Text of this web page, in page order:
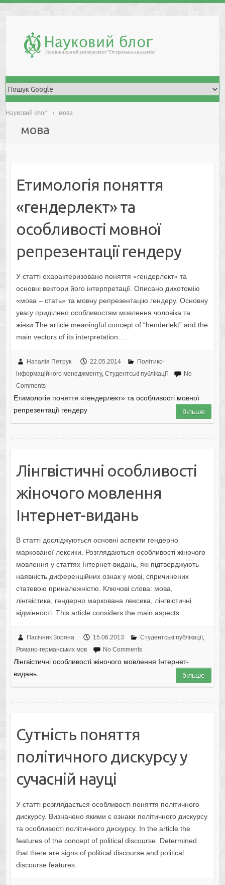
Науковий блоґ мова
мова
Етимологія поняття
«гендерлект» та
особливості мовної
репрезентації гендеру
У статті охарактеризовано поняття «гендерлект» та
основні вектори його інтерпретації. Описано дихотомію
«мова – стать» та мовну репрезентацію гендеру. Основну
увагу приділено особливостям мовлення чоловіка та
жінки The article meaningful concept of “henderlekt” and the
main vectors of its interpretation.…
Наталія Петрук 22.05.2014
Політико-
інформаційного менеджменту, Студентські публікації
No
Comments
Етимологія поняття «гендерлект» та особливості мовної
репрезентації гендеру
більше
Лінгвістичні особливості
жіночого мовлення
Інтернет-видань
В статті досліджуються основні аспекти гендерно
маркованої лексики. Розглядаються особливості жіночого
мовлення у статтях Інтернет-видань, які підтверджують
наявність диференційних ознак у мові, спричинених
статевою приналежністю. Ключові слова: мова,
лінгвістика, гендерно маркована лексика, лінгвістичні
відмінності. This article considers the main aspects…
Пасічник Зоряна 15.06.2013 Студентські публікації,
Романо-германських мов
No Comments
Лінгвістичні особливості жіночого мовлення Інтернет-
видань
більше
Сутність поняття
політичного дискурсу у
сучасній науці
У статті розглядається особливості поняття політичного
дискурсу. Визначено якими є ознаки політичного дискурсу
та особливості політичного дискурсу. In the article the
features of the concept of political discourse. Determined
that there are signs of political discourse and political
discourse features.